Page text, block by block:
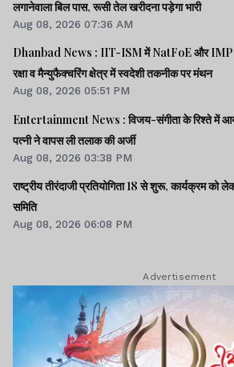
लगानेवाला बिल पास, रूसी तेल खरीदना पड़ेगा भारी
Aug 08, 2026 07:36 AM
Dhanbad News : IIT-ISM में NatFoE और IMP
रक्षा व मैन्युफैक्चरिंग क्षेत्र में स्वदेशी तकनीक पर मंथन
Aug 08, 2026 05:51 PM
Entertainment News : विजय-संगीता के रिश्ते में
पत्नी ने वापस ली तलाक की अर्जी
Aug 08, 2026 03:38 PM
राष्ट्रीय तीरंदाजी प्रतियोगिता 18 से शुरू, कार्यक्रम को
समिति
Aug 08, 2026 06:08 PM
Advertisement